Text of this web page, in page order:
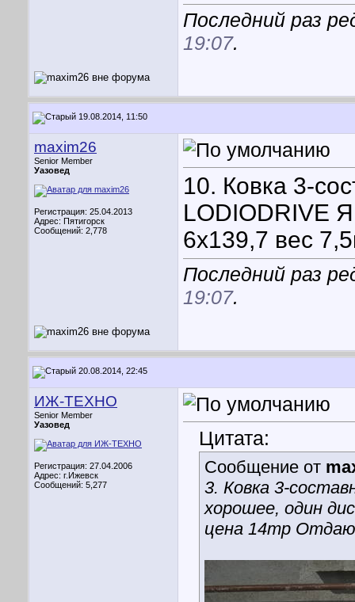
Последний раз
19:07.
19.08.2014, 11:50
maxim26
Senior Member
Уазовед
Регистрация: 25.04.2013
Адрес: Пятигорск
Сообщений: 2,778
10. Ковка 3-
LODIODRIVE
6х139,7 вес
Последний раз
19:07.
20.08.2014, 22:45
ИЖ-ТЕХНО
Senior Member
Уазовед
Регистрация: 27.04.2006
Адрес: г.Ижевск
Сообщений: 5,277
Цитата:
Сообщение от
3. Ковка 3-
хорошее, один
цена 14тр